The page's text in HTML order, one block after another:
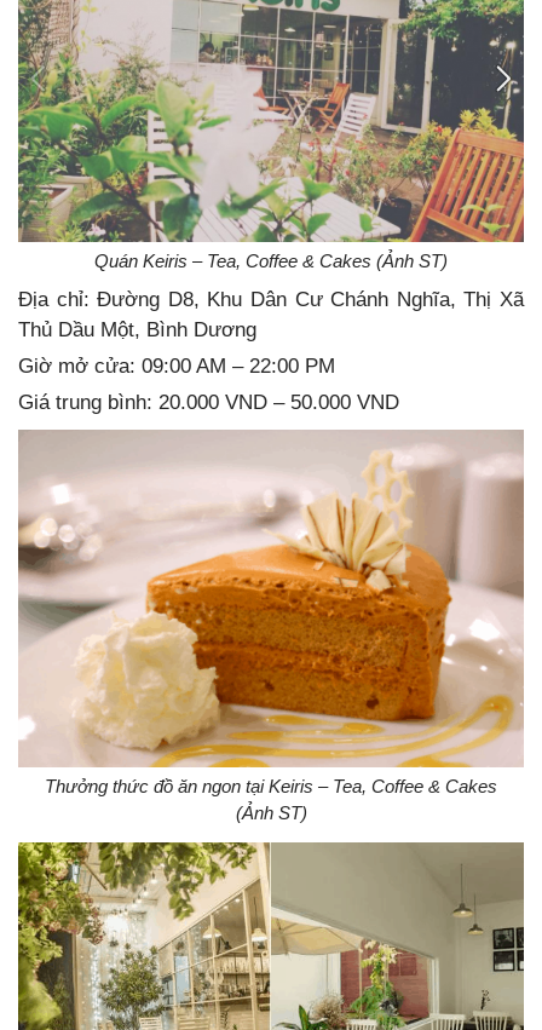
Quán Keiris – Tea, Coffee & Cakes (Ảnh ST)
Địa chỉ: Đường D8, Khu Dân Cư Chánh Nghĩa, Thị Xã
Thủ Dầu Một, Bình Dương
Giờ mở cửa: 09:00 AM – 22:00 PM
Giá trung bình: 20.000 VND – 50.000 VND
Thưởng thức đồ ăn ngon tại Keiris – Tea, Coffee & Cakes
(Ảnh ST)